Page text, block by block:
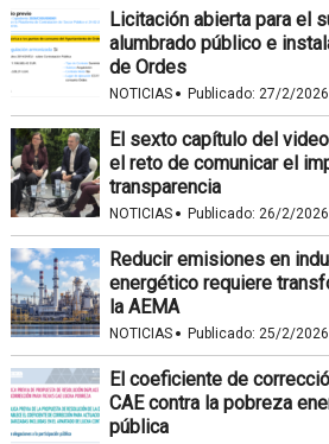
Licitación abierta para el
alumbrado público e
de Ordes
NOTICIAS · Publicado: 27/2/2026
El sexto capítulo del
el reto de comunicar el
transparencia
NOTICIAS · Publicado: 26/2/2026
Reducir emisiones en
energético requiere
la AEMA
NOTICIAS · Publicado: 25/2/2026
El coeficiente de
CAE contra la pobreza
pública